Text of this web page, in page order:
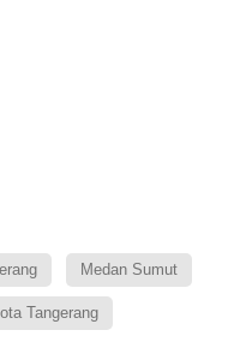
Medan Sumut
Tangerang